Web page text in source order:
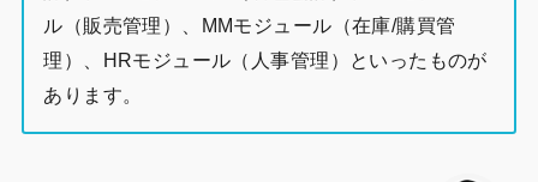
ル（販売管理）、MMモジュール（在庫/購買管
理）、HRモジュール（人事管理）といったものが
あります。